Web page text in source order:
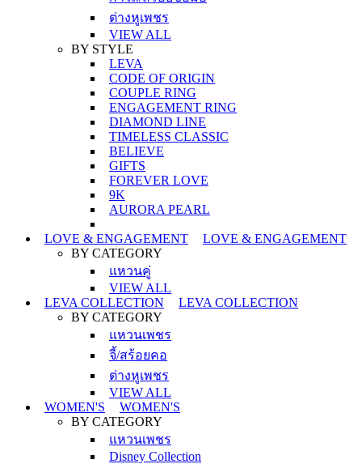
ต่างหูเพชร
VIEW ALL
BY STYLE
LEVA
CODE OF ORIGIN
COUPLE RING
ENGAGEMENT RING
DIAMOND LINE
TIMELESS CLASSIC
BELIEVE
GIFTS
FOREVER LOVE
9K
AURORA PEARL
LOVE & ENGAGEMENT
LOVE & ENGAGEMENT
BY CATEGORY
แหวนคู่
VIEW ALL
LEVA COLLECTION
LEVA COLLECTION
BY CATEGORY
แหวนเพชร
จี้/สร้อยคอ
ต่างหูเพชร
VIEW ALL
WOMEN'S
WOMEN'S
BY CATEGORY
แหวนเพชร
Disney Collection